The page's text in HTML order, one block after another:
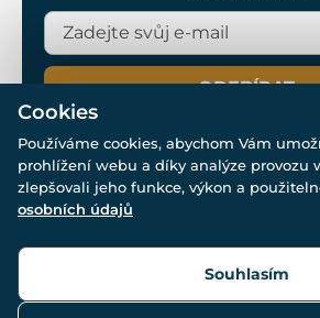
ODEBÍRAT
© Všechna práva vyhrazena.
Cookies
Používáme cookies, abychom Vám
prohlížení webu a díky analýze provozu
zlepšovali jeho funkce, výkon a
osobních údajů
Souhlasím